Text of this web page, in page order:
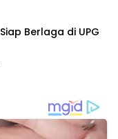
Berlaga di UPG